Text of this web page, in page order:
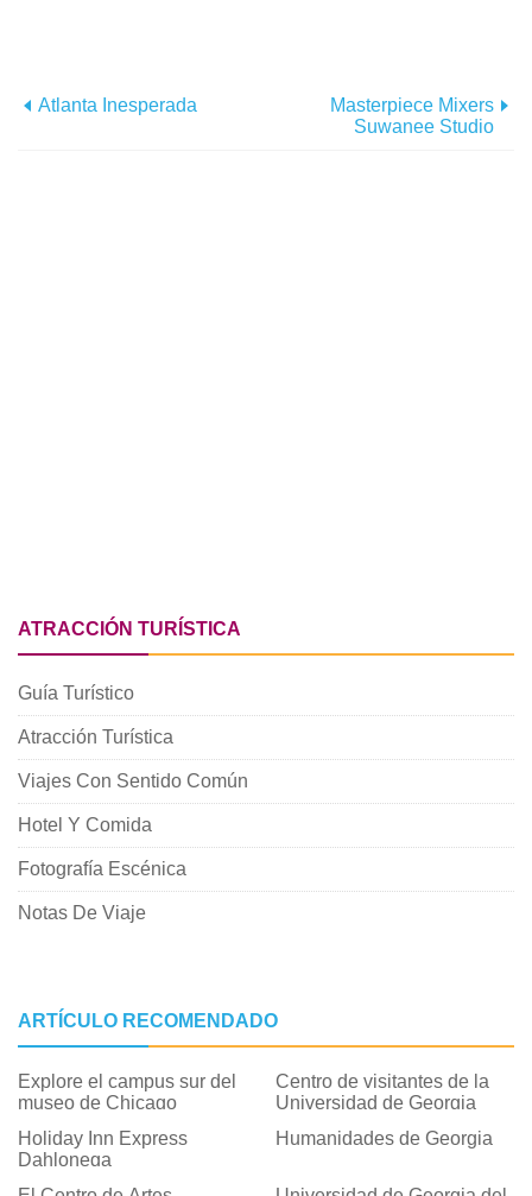
Atlanta Inesperada
Masterpiece Mixers
Suwanee Studio
ATRACCIÓN TURÍSTICA
Guía Turístico
Atracción Turística
Viajes Con Sentido Común
Hotel Y Comida
Fotografía Escénica
Notas De Viaje
ARTÍCULO RECOMENDADO
Explore el campus sur del
museo de Chicago
Centro de visitantes de la
Universidad de Georgia
Holiday Inn Express
Dahlonega
Humanidades de Georgia